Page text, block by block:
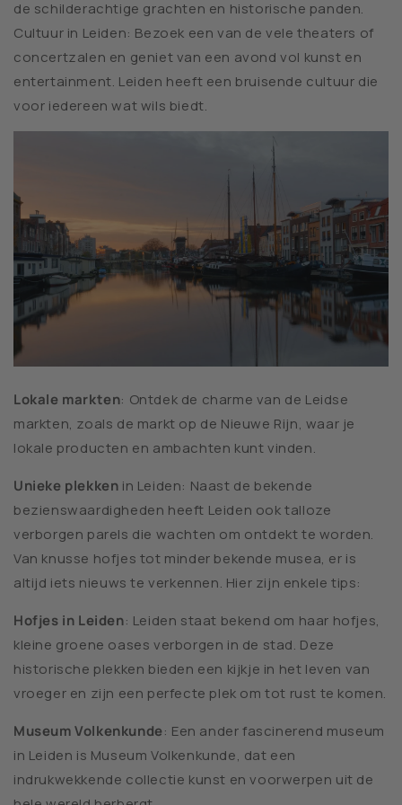
de schilderachtige grachten en historische panden.
Cultuur in Leiden: Bezoek een van de vele theaters of
concertzalen en geniet van een avond vol kunst en
entertainment. Leiden heeft een bruisende cultuur die
voor iedereen wat wils biedt.
Lokale markten: Ontdek de charme van de Leidse
markten, zoals de markt op de Nieuwe Rijn, waar je
lokale producten en ambachten kunt vinden.
Unieke plekken in Leiden: Naast de bekende
bezienswaardigheden heeft Leiden ook talloze
verborgen parels die wachten om ontdekt te worden.
Van knusse hofjes tot minder bekende musea, er is
altijd iets nieuws te verkennen. Hier zijn enkele tips:
Hofjes in Leiden: Leiden staat bekend om haar hofjes,
kleine groene oases verborgen in de stad. Deze
historische plekken bieden een kijkje in het leven van
vroeger en zijn een perfecte plek om tot rust te komen.
Museum Volkenkunde: Een ander fascinerend museum
in Leiden is Museum Volkenkunde, dat een
indrukwekkende collectie kunst en voorwerpen uit de